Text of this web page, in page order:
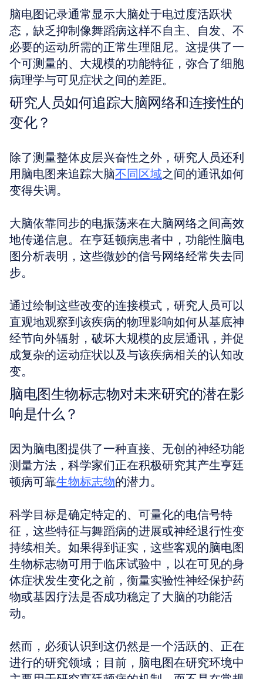
脑电图记录通常显示大脑处于电过度活跃状
态，缺乏抑制像舞蹈病这样不自主、自发、不
必要的运动所需的正常生理阻尼。这提供了一
个可测量的、大规模的功能特征，弥合了细胞
病理学与可见症状之间的差距。
研究人员如何追踪大脑网络和连接性的
变化？
除了测量整体皮层兴奋性之外，研究人员还利
用脑电图来追踪大脑不同区域之间的通讯如何
变得失调。
大脑依靠同步的电振荡来在大脑网络之间高效
地传递信息。在亨廷顿病患者中，功能性脑电
图分析表明，这些微妙的信号网络经常失去同
步。
通过绘制这些改变的连接模式，研究人员可以
直观地观察到该疾病的物理影响如何从基底神
经节向外辐射，破坏大规模的皮层通讯，并促
成复杂的运动症状以及与该疾病相关的认知改
变。
脑电图生物标志物对未来研究的潜在影
响是什么？
因为脑电图提供了一种直接、无创的神经功能
测量方法，科学家们正在积极研究其产生亨廷
顿病可靠生物标志物的潜力。
科学目标是确定特定的、可量化的电信号特
征，这些特征与舞蹈病的进展或神经退行性变
持续相关。如果得到证实，这些客观的脑电图
生物标志物可用于临床试验中，以在可见的身
体症状发生变化之前，衡量实验性神经保护药
物或基因疗法是否成功稳定了大脑的功能活
动。
然而，必须认识到这仍然是一个活跃的、正在
进行的研究领域；目前，脑电图在研究环境中